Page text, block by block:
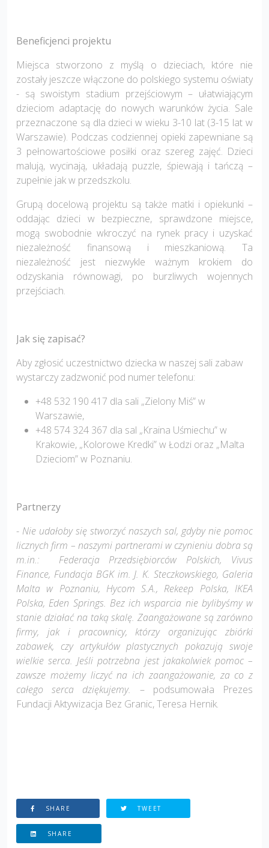
Beneficjenci projektu
Miejsca stworzono z myślą o dzieciach, które nie
zostały jeszcze włączone do polskiego systemu oświaty
- są swoistym stadium przejściowym – ułatwiającym
dzieciom adaptację do nowych warunków życia. Sale
przeznaczone są dla dzieci w wieku 3-10 lat (3-15 lat w
Warszawie). Podczas codziennej opieki zapewniane są
3 pełnowartościowe posiłki oraz szereg zajęć. Dzieci
malują, wycinają, układają puzzle, śpiewają i tańczą –
zupełnie jak w przedszkolu.
Grupą docelową projektu są także matki i opiekunki –
oddając dzieci w bezpieczne, sprawdzone miejsce,
mogą swobodnie wkroczyć na rynek pracy i uzyskać
niezależność finansową i mieszkaniową. Ta
niezależność jest niezwykle ważnym krokiem do
odzyskania równowagi, po burzliwych wojennych
przejściach.
Jak się zapisać?
Aby zgłosić uczestnictwo dziecka w naszej sali zabaw
wystarczy zadzwonić pod numer telefonu:
+48 532 190 417 dla sali „Zielony Miś” w
Warszawie,
+48 574 324 367 dla sal „Kraina Uśmiechu” w
Krakowie, „Kolorowe Kredki” w Łodzi oraz „Malta
Dzieciom” w Poznaniu.
Partnerzy
- Nie udałoby się stworzyć naszych sal, gdyby nie pomoc
licznych firm – naszymi partnerami w czynieniu dobra są
m.in.: Federacja Przedsiębiorców Polskich, Vivus
Finance, Fundacja BGK im. J. K. Steczkowskiego, Galeria
Malta w Poznaniu, Hycom S.A., Rekeep Polska, IKEA
Polska, Eden Springs. Bez ich wsparcia nie bylibyśmy w
stanie działać na taką skalę. Zaangażowane są zarówno
firmy, jak i pracownicy, którzy organizując zbiórki
zabawek, czy artykułów plastycznych pokazują swoje
wielkie serca. Jeśli potrzebna jest jakakolwiek pomoc –
zawsze możemy liczyć na ich zaangażowanie, za co z
całego serca dziękujemy.
– podsumowała Prezes
Fundacji Aktywizacja Bez Granic, Teresa Hernik.
SHARE TWEET
SHARE